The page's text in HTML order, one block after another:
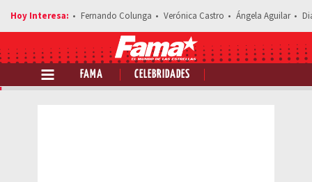
Fernando Colunga Verónica Castro Ángela Aguilar
FAMA CELEBRIDADES
Comparte esta noticia